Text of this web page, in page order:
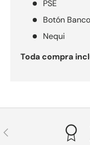
PSE
Botón
Nequi
Toda compra
Anterior